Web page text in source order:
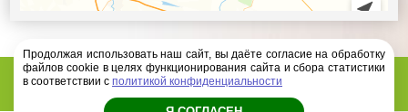
Диагностический центр Ателлас - 2026 год
Продолжая использовать наш сайт, вы даёте согласие на обработку
файлов cookie в целях функционирования сайта и сбора статистики
в соответствии с политикой конфиденциальности